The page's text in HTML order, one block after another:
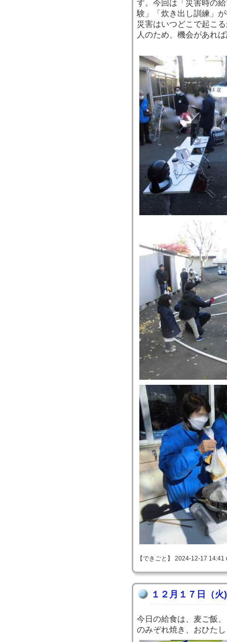
す。今回は「災害時の
験」「炊き出し訓練」
災害はいつどこで起こ
人のため、機会があれ
【できごと】 2024-12-17
１２月１７日（火)
今日の給食は、麦ご飯
のみぞれ焼き、おひた